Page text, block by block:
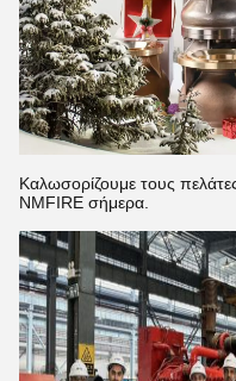
Καλωσορίζουμε τους
NMFIRE σήμερα.